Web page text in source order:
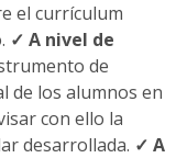
el currículum
✓ A nivel de
de
de los alumnos en
con ello la
desarrollada. ✓ A